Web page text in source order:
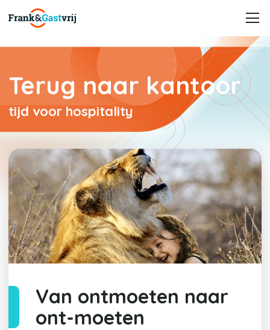
Terug naar kantoor
tijd voor hospitality
Van ontmoeten naar
ont-moeten